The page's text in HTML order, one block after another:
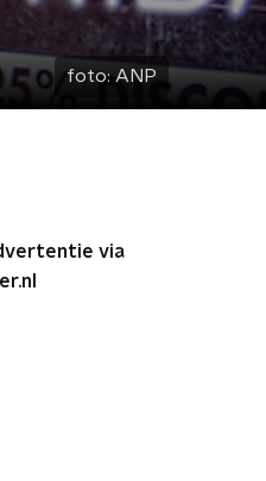
foto:ANP
via